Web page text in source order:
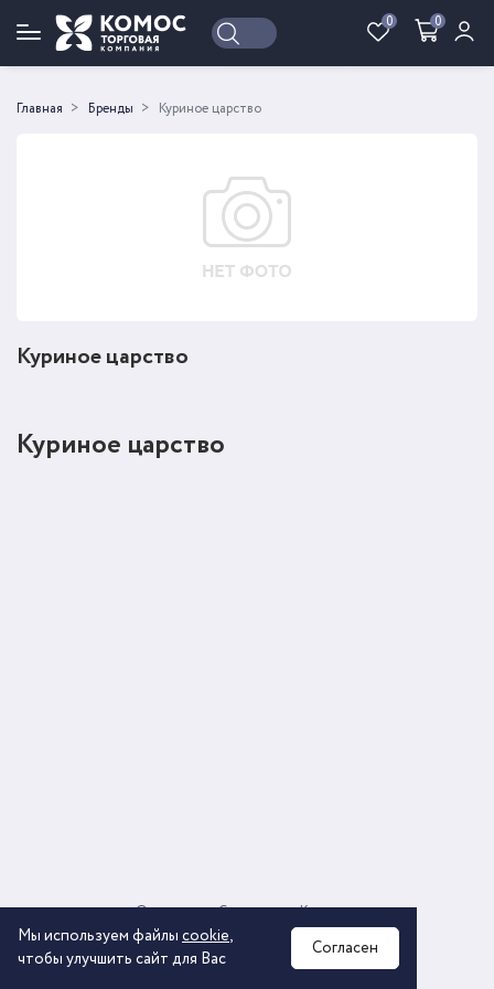
0 0
Войти Регистрация
Главная Бренды Куриное царство
Куриное царство
Куриное царство
2026 © ООО «КОМОС ГРУПП» «Торговая компания»
О компании Соглашение
Политика обработки персональных данных
Контакты
Мы используем файлы cookie,
чтобы улучшить сайт для Вас
Согласен